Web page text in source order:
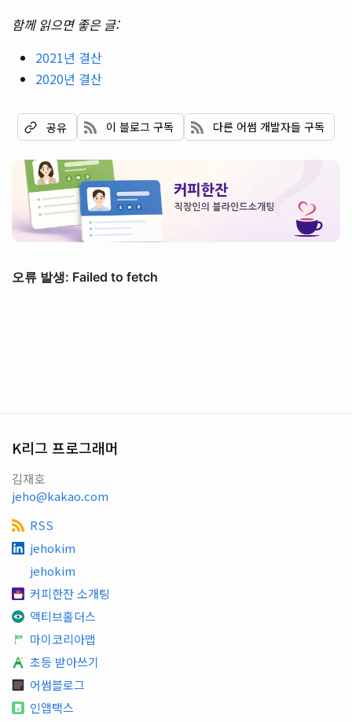
함께 읽으면 좋은 글:
2021년 결산
2020년 결산
공유 이 블로그 구독 다른 어썸 개발자들 구독
K리그 프로그래머
김재호
jeho@kakao.com
RSS
jehokim
jehokim
커피한잔 소개팅
액티브홀더스
마이코리아맵
초등 받아쓰기
어썸블로그
인앱택스